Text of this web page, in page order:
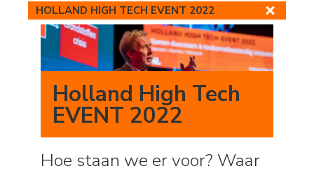
HOLLAND HIGH TECH EVENT 2022
Holland High Tech
EVENT 2022
Hoe staan we er voor? Waar